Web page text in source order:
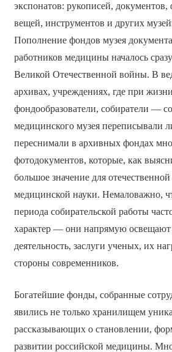
экспонатов: рукописей,
вещей, инструментов и других
Пополнение фондов музея
работников медицины началось
Великой Отечественной войны. В
архивах, учреждениях, где при
фондообразователи, собиратели —
медицинского музея переписывали
переснимали в архивных фондах
фотодокументов, которые, как
большое значение для
медицинской науки. Немаловажно,
периода собирательской работы
характер — они напрямую
деятельность, заслуги ученых, их
стороны современников.
Богатейшие фонды, собранные
явились не только хранилищем
рассказывающих о становлении,
развитии российской медицины.